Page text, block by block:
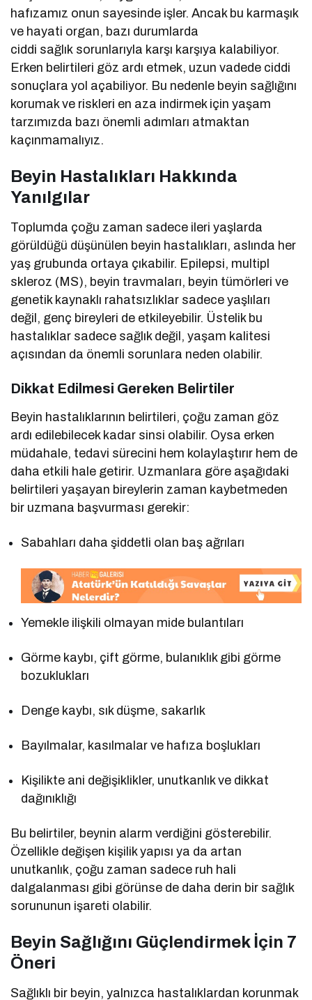
hafızamız onun sayesinde işler. Ancak bu karmaşık
ve hayati organ, bazı durumlarda
ciddi sağlık sorunlarıyla karşı karşıya kalabiliyor.
Erken belirtileri göz ardı etmek, uzun vadede ciddi
sonuçlara yol açabiliyor. Bu nedenle beyin sağlığını
korumak ve riskleri en aza indirmek için yaşam
tarzımızda bazı önemli adımları atmaktan
kaçınmamalıyız.
Beyin Hastalıkları Hakkında
Yanılgılar
Toplumda çoğu zaman sadece ileri yaşlarda
görüldüğü düşünülen beyin hastalıkları, aslında her
yaş grubunda ortaya çıkabilir. Epilepsi, multipl
skleroz (MS), beyin travmaları, beyin tümörleri ve
genetik kaynaklı rahatsızlıklar sadece yaşlıları
değil, genç bireyleri de etkileyebilir. Üstelik bu
hastalıklar sadece sağlık değil, yaşam kalitesi
açısından da önemli sorunlara neden olabilir.
Dikkat Edilmesi Gereken Belirtiler
Beyin hastalıklarının belirtileri, çoğu zaman göz
ardı edilebilecek kadar sinsi olabilir. Oysa erken
müdahale, tedavi sürecini hem kolaylaştırır hem de
daha etkili hale getirir. Uzmanlara göre aşağıdaki
belirtileri yaşayan bireylerin zaman kaybetmeden
bir uzmana başvurması gerekir:
Sabahları daha şiddetli olan baş ağrıları
Yemekle ilişkili olmayan mide bulantıları
Görme kaybı, çift görme, bulanıklık gibi görme
bozuklukları
Denge kaybı, sık düşme, sakarlık
Bayılmalar, kasılmalar ve hafıza boşlukları
Kişilikte ani değişiklikler, unutkanlık ve dikkat
dağınıklığı
Bu belirtiler, beynin alarm verdiğini gösterebilir.
Özellikle değişen kişilik yapısı ya da artan
unutkanlık, çoğu zaman sadece ruh hali
dalgalanması gibi görünse de daha derin bir sağlık
sorununun işareti olabilir.
Beyin Sağlığını Güçlendirmek İçin 7
Öneri
Sağlıklı bir beyin, yalnızca hastalıklardan korunmak